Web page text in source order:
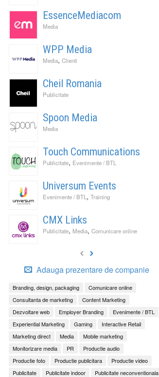
EssenceMediacom
Media
WPP Media
Media, Clienti
Cheil Romania
Publicitate
Spoon Media
Media
Touch Communications
Publicitate, Evenimente / BTL
Universum Events
Evenimente / BTL , Training
CMX Links
Publicitate, Media, Comunicare online
Adauga prezentare de companie
Branding, design, packaging
Comunicare online
Consultanta de marketing
Content Marketing
Dezvoltare web
Employer Branding
Evenimente / BTL
Experiential Marketing
Gaming
Interactive Retail
Marketing direct
Media
Mobile marketing
Monitorizare media
PR
Productie audio
Productie foto
Productie publicitara
Productie video
Publicitate
Publicitate indoor
Publicitate neconventionala